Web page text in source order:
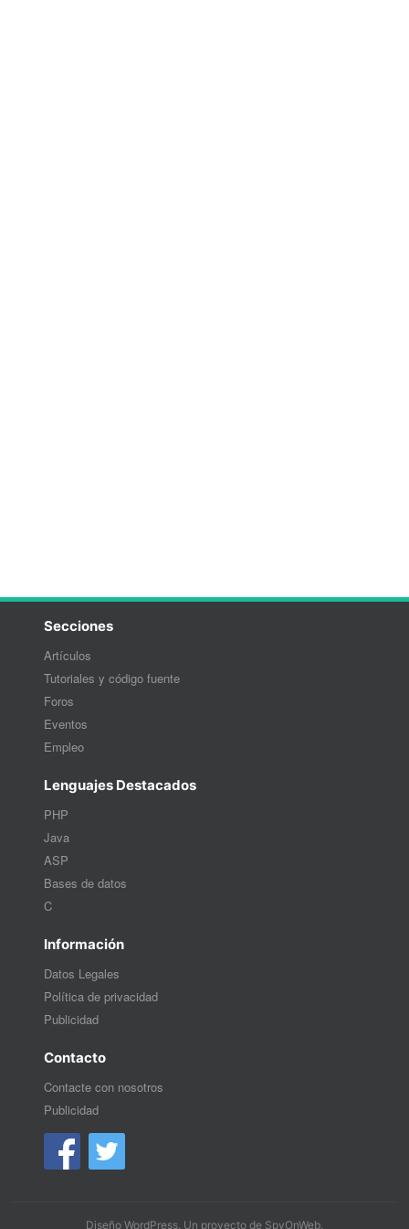
Secciones
Artículos
Tutoriales y código fuente
Foros
Eventos
Empleo
Lenguajes Destacados
PHP
Java
ASP
Bases de datos
C
Información
Datos Legales
Política de privacidad
Publicidad
Contacto
Contacte con nosotros
Publicidad
Diseño WordPress. Un proyecto de SpyOnWeb.